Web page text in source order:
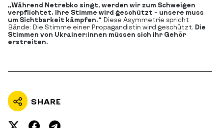
„Während Netrebko singt, werden wir zum Schweigen
verpflichtet. Ihre Stimme wird geschützt – unsere muss
um Sichtbarkeit kämpfen.“ Diese Asymmetrie spricht
Bände: Die Stimme einer Propagandistin wird geschützt. Die
Stimmen von Ukrainer:innen müssen sich ihr Gehör
erstreiten.
SHARE